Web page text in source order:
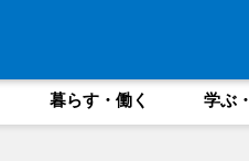
暮らす・働く 学ぶ